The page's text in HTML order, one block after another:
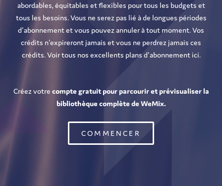
abordables, équitables et flexibles pour tous les budgets et
tous les besoins. Vous ne serez pas lié à de longues périodes
d'abonnement et vous pouvez annuler à tout moment. Vos
crédits n'expireront jamais et vous ne perdrez jamais ces
crédits. Voir tous nos excellents plans d'abonnement ici.
Créez votre compte gratuitpour parcourir et prévisualiser la
bibliothèque complète de WeMix.
COMMENCER